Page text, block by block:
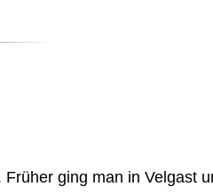
ging man in Velgast